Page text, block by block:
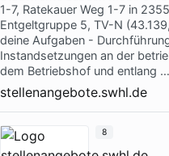
1-7, Ratekauer Weg 1-7 in
Entgeltgruppe 5, TV-N
deine Aufgaben -
Instandsetzungen an der
dem Betriebshof und entlang …
stellenangebote.swhl.de
8